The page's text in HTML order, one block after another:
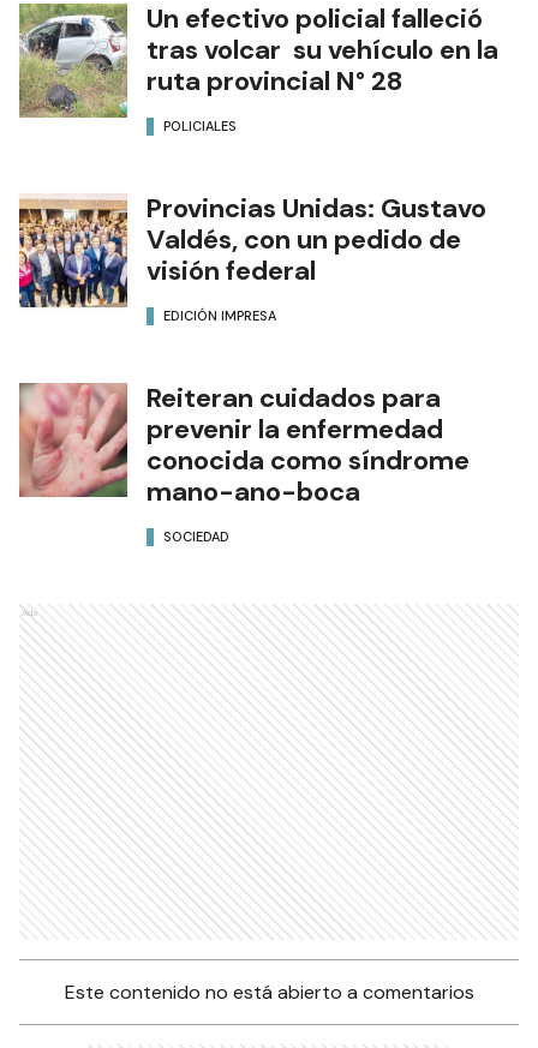
Un efectivo policial falleció
tras volcar su vehículo en la
ruta provincial N° 28
POLICIALES
Provincias Unidas: Gustavo
Valdés, con un pedido de
visión federal
EDICIÓN IMPRESA
Reiteran cuidados para
prevenir la enfermedad
conocida como síndrome
mano-ano-boca
SOCIEDAD
Ads
Este contenido no está abierto a comentarios